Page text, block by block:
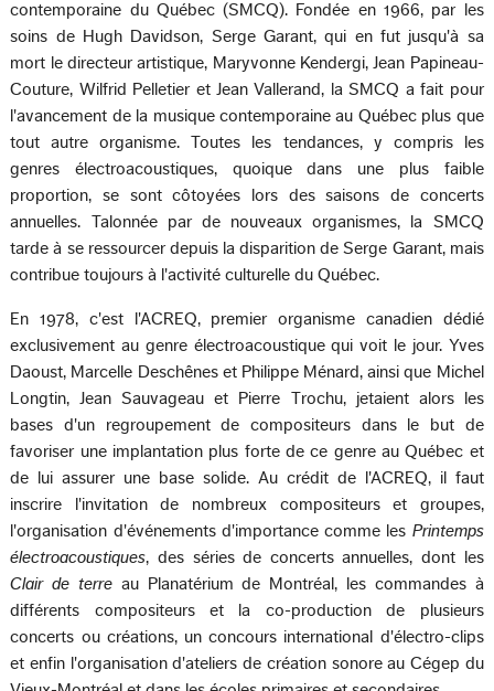
contemporaine du Québec (SMCQ). Fondée en 1966, par les
soins de Hugh Davidson, Serge Garant, qui en fut jusqu'à sa
mort le directeur artistique, Maryvonne Kendergi, Jean Papineau-
Couture, Wilfrid Pelletier et Jean Vallerand, la SMCQ a fait pour
l'avancement de la musique contemporaine au Québec plus que
tout autre organisme. Toutes les tendances, y compris les
genres électroacoustiques, quoique dans une plus faible
proportion, se sont côtoyées lors des saisons de concerts
annuelles. Talonnée par de nouveaux organismes, la SMCQ
tarde à se ressourcer depuis la disparition de Serge Garant, mais
contribue toujours à l'activité culturelle du Québec.
En 1978, c'est l'ACREQ, premier organisme canadien dédié
exclusivement au genre électroacoustique qui voit le jour. Yves
Daoust, Marcelle Deschênes et Philippe Ménard, ainsi que Michel
Longtin, Jean Sauvageau et Pierre Trochu, jetaient alors les
bases d'un regroupement de compositeurs dans le but de
favoriser une implantation plus forte de ce genre au Québec et
de lui assurer une base solide. Au crédit de l'ACREQ, il faut
inscrire l'invitation de nombreux compositeurs et groupes,
l'organisation d'événements d'importance comme les Printemps
électroacoustiques, des séries de concerts annuelles, dont les
Clair de terreau Planatérium de Montréal, les commandes à
différents compositeurs et la co-production de plusieurs
concerts ou créations, un concours international d'électro-clips
et enfin l'organisation d'ateliers de création sonore au Cégep du